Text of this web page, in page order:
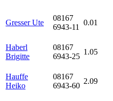
Gresser Ute
08167
6943-11
0.01
Haberl
Brigitte
08167
6943-25
1.05
Hauffe
Heiko
08167
6943-60
2.09